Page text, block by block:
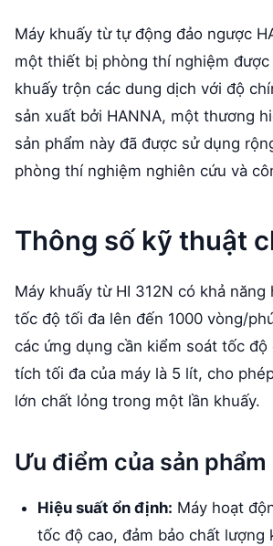
Máy khuấy từ tự động đảo ngược
một thiết bị phòng thí nghiệm
khuấy trộn các dung dịch với độ
sản xuất bởi HANNA, một thương
sản phẩm này đã được sử dụng
phòng thí nghiệm nghiên cứu và
Thông số kỹ thuật
Máy khuấy từ HI 312N có khả năng
tốc độ tối đa lên đến 1000 vòng/
các ứng dụng cần kiểm soát tốc độ
tích tối đa của máy là 5 lít, cho
lớn chất lỏng trong một lần khuấy.
Ưu điểm của sản phẩm
Hiệu suất ổn định: Máy hoạt
tốc độ cao, đảm bảo chất lượng